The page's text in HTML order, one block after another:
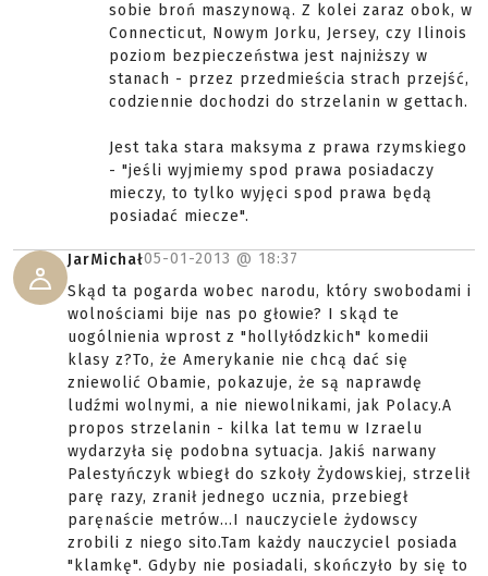
sobie broń maszynową. Z kolei zaraz obok, w
Connecticut, Nowym Jorku, Jersey, czy Ilinois
poziom bezpieczeństwa jest najniższy w
stanach - przez przedmieścia strach przejść,
codziennie dochodzi do strzelanin w gettach.
Jest taka stara maksyma z prawa rzymskiego
- "jeśli wyjmiemy spod prawa posiadaczy
mieczy, to tylko wyjęci spod prawa będą
posiadać miecze".
JarMichał05-01-2013 @ 18:37
Skąd ta pogarda wobec narodu, który swobodami i
wolnościami bije nas po głowie? I skąd te
uogólnienia wprost z "hollyłódzkich" komedii
klasy z?To, że Amerykanie nie chcą dać się
zniewolić Obamie, pokazuje, że są naprawdę
ludźmi wolnymi, a nie niewolnikami, jak Polacy.A
propos strzelanin - kilka lat temu w Izraelu
wydarzyła się podobna sytuacja. Jakiś narwany
Palestyńczyk wbiegł do szkoły Żydowskiej, strzelił
parę razy, zranił jednego ucznia, przebiegł
paręnaście metrów...I nauczyciele żydowscy
zrobili z niego sito.Tam każdy nauczyciel posiada
"klamkę". Gdyby nie posiadali, skończyło by się to